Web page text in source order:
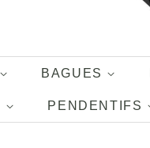
BAGUES
PENDENTIFS